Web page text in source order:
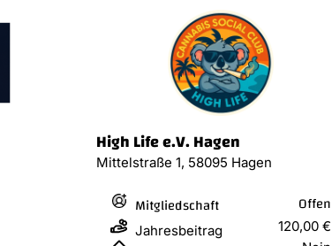
High Life e.V. Hagen
Mittelstraße 1, 58095 Hagen
Mitgliedschaft Offen
Jahresbeitrag
120,00 €